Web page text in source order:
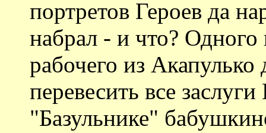
портретов Героев да
набрал - и что? Одного
рабочего из Акапулько
перевесить все
"Базульнике"